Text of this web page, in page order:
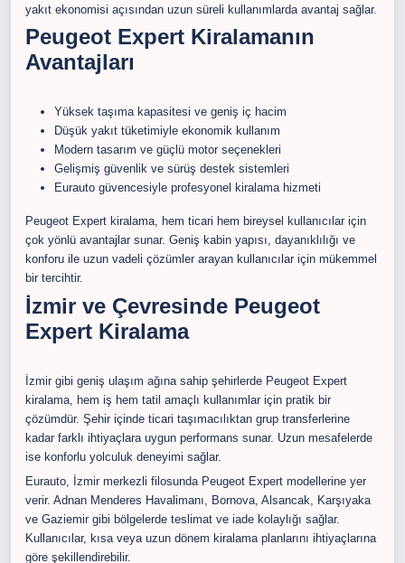
yakıt ekonomisi açısından uzun süreli kullanımlarda avantaj sağlar.
Peugeot Expert Kiralamanın
Avantajları
Yüksek taşıma kapasitesi ve geniş iç hacim
Düşük yakıt tüketimiyle ekonomik kullanım
Modern tasarım ve güçlü motor seçenekleri
Gelişmiş güvenlik ve sürüş destek sistemleri
Eurauto güvencesiyle profesyonel kiralama hizmeti
Peugeot Expert kiralama, hem ticari hem bireysel kullanıcılar için
çok yönlü avantajlar sunar. Geniş kabin yapısı, dayanıklılığı ve
konforu ile uzun vadeli çözümler arayan kullanıcılar için mükemmel
bir tercihtir.
İzmir ve Çevresinde Peugeot
Expert Kiralama
İzmir gibi geniş ulaşım ağına sahip şehirlerde Peugeot Expert
kiralama, hem iş hem tatil amaçlı kullanımlar için pratik bir
çözümdür. Şehir içinde ticari taşımacılıktan grup transferlerine
kadar farklı ihtiyaçlara uygun performans sunar. Uzun mesafelerde
ise konforlu yolculuk deneyimi sağlar.
Eurauto, İzmir merkezli filosunda Peugeot Expert modellerine yer
verir. Adnan Menderes Havalimanı, Bornova, Alsancak, Karşıyaka
ve Gaziemir gibi bölgelerde teslimat ve iade kolaylığı sağlar.
Kullanıcılar, kısa veya uzun dönem kiralama planlarını ihtiyaçlarına
göre şekillendirebilir.